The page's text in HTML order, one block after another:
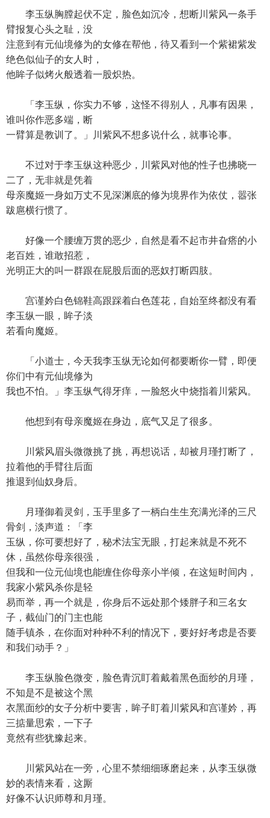
李玉纵胸膛起伏不定，脸色如沉冷，想断川紫风一条手
臂报复心头之耻，没
注意到有元仙境修为的女修在帮他，待又看到一个紫裙紫发
绝色似仙子的女人时，
他眸子似烤火般透着一股炽热。
「李玉纵，你实力不够，这怪不得别人，凡事有因果，
谁叫你作恶多端，断
一臂算是教训了。」川紫风不想多说什么，就事论事。
不过对于李玉纵这种恶少，川紫风对他的性子也拂晓一
二了，无非就是凭着
母亲魔姬一身如万丈不见深渊底的修为境界作为依仗，嚣张
跋扈横行惯了。
好像一个腰缠万贯的恶少，自然是看不起市井旮瘩的小
老百姓，谁敢招惹，
光明正大的叫一群跟在屁股后面的恶奴打断四肢。
宫谨妗白色锦鞋高跟踩着白色莲花，自始至终都没有看
李玉纵一眼，眸子淡
若看向魔姬。
「小道士，今天我李玉纵无论如何都要断你一臂，即便
你们中有元仙境修为
我也不怕。」李玉纵气得牙痒，一脸怒火中烧指着川紫风。
他想到有母亲魔姬在身边，底气又足了很多。
川紫风眉头微微挑了挑，再想说话，却被月瑾打断了，
拉着他的手臂往后面
推退到仙奴身后。
月瑾御着灵剑，玉手里多了一柄白生生充满光泽的三尺
骨剑，淡声道：「李
玉纵，你可要想好了，秘术法宝无眼，打起来就是不死不
休，虽然你母亲很强，
但我和一位元仙境也能缠住你母亲小半倾，在这短时间内，
我家小紫风杀你是轻
易而举，再一个就是，你身后不远处那个矮胖子和三名女
子，截仙门的门主也能
随手镇杀，在你面对种种不利的情况下，要好好考虑是否要
和我们动手？」
李玉纵脸色微变，脸色青沉盯着戴着黑色面纱的月瑾，
不知是不是被这个黑
衣黑面纱的女子分析中要害，眸子盯着川紫风和宫谨妗，再
三掂量思索，一下子
竟然有些犹豫起来。
川紫风站在一旁，心里不禁细细琢磨起来，从李玉纵微
妙的表情来看，这厮
好像不认识师尊和月瑾。